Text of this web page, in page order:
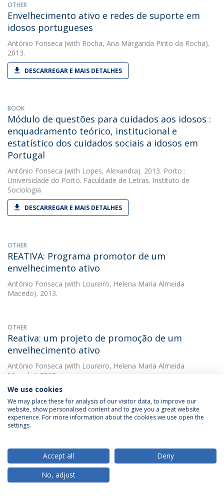
OTHER
Envelhecimento ativo e redes de suporte em
idosos portugueses
António Fonseca (with Rocha, Ana Margarida Pinto da Rocha).
2013.
DESCARREGAR E MAIS DETALHES
BOOK
Módulo de questões para cuidados aos idosos :
enquadramento teórico, institucional e
estatístico dos cuidados sociais a idosos em
Portugal
António Fonseca (with Lopes, Alexandra). 2013. Porto :
Universidade do Porto. Faculdade de Letras. Instituto de
Sociologia
DESCARREGAR E MAIS DETALHES
OTHER
REATIVA: Programa promotor de um
envelhecimento ativo
António Fonseca (with Loureiro, Helena Maria Almeida
Macedo). 2013.
OTHER
Reativa: um projeto de promoção de um
envelhecimento ativo
António Fonseca (with Loureiro, Helena Maria Almeida
Macedo). 2013.
OTHER
A pessoa idosa em situação de fim de vida no
domicílio : estudo de caso
António Fonseca(with Alves, Cynthia Ann). 2012.
DESCARREGAR E MAIS DETALHES
We use cookies
We may place these for analysis of our visitor data, to improve our
website, show personalised content and to give you a great website
experience. For more information about the cookies we use open the
settings.
Accept all
Deny
No, adjust